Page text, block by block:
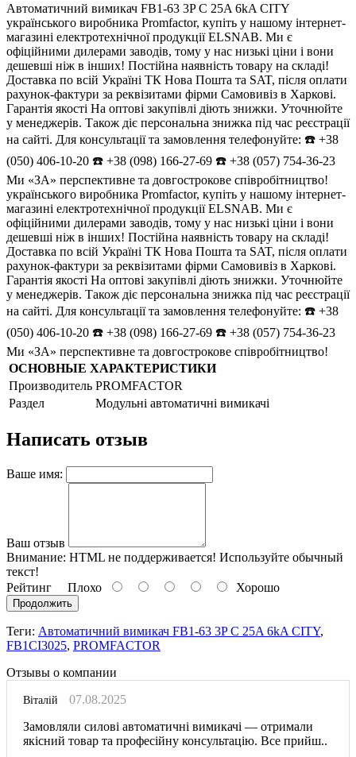
Автоматичний вимикач FB1-63 3P C 25A 6kA CITY
українського виробника Promfactor, купіть у нашому інтернет-
магазині електротехнічної продукції ELSNAB. Ми є
офіційними дилерами заводів, тому у нас низькі ціни і вони
дешевші ніж в інших! Постійна наявність товару на складі!
Доставка по всій Україні ТК Нова Пошта та SAT, після оплати
рахунок-фактури за реквізитами фірми Самовивіз в Харкові.
Гарантія якості На оптові закупівлі діють знижки. Уточнюйте
у менеджерів. Також діє персональна знижка під час реєстрації
на сайті. Для консультації та замовлення телефонуйте: ☎️ +38
(050) 406-10-20 ☎️ +38 (098) 166-27-69 ☎️ +38 (057) 754-36-23
Ми «ЗА» перспективне та довгострокове співробітництво!
українського виробника Promfactor, купіть у нашому інтернет-
магазині електротехнічної продукції ELSNAB. Ми є
офіційними дилерами заводів, тому у нас низькі ціни і вони
дешевші ніж в інших! Постійна наявність товару на складі!
Доставка по всій Україні ТК Нова Пошта та SAT, після оплати
рахунок-фактури за реквізитами фірми Самовивіз в Харкові.
Гарантія якості На оптові закупівлі діють знижки. Уточнюйте
у менеджерів. Також діє персональна знижка під час реєстрації
на сайті. Для консультації та замовлення телефонуйте: ☎️ +38
(050) 406-10-20 ☎️ +38 (098) 166-27-69 ☎️ +38 (057) 754-36-23
Ми «ЗА» перспективне та довгострокове співробітництво!
ОСНОВНЫЕ ХАРАКТЕРИСТИКИ
Производитель PROMFACTOR
Раздел
Модульні автоматичні вимикачі
Написать отзыв
Ваше имя:
Ваш отзыв
Внимание: HTML не поддерживается! Используйте обычный
текст!
Рейтинг Плохо Хорошо
Продолжить
Теги: Автоматичний вимикач FB1-63 3P C 25A 6kA CITY,
FB1CI3025, PROMFACTOR
Отзывы о компании
Віталій
07.08.2025
Замовляли силові автоматичні вимикачі — отримали
якісний товар та професійну консультацію. Все прийш..